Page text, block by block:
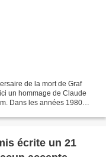
de la mort de Graf
un hommage de Claude
Dans les années 1980
écrite un 21